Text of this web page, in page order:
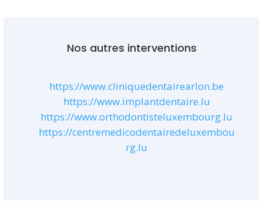
Nos autres interventions
https://www.cliniquedentairearlon.be
https://www.implantdentaire.lu
https://www.orthodontisteluxembourg.lu
https://centremedicodentairedeluxembou
rg.lu